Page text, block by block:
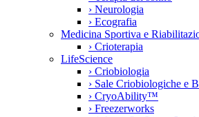
› Neurologia
› Ecografia
Medicina Sportiva e
› Crioterapia
LifeScience
› Criobiologia
› Sale Criobiologiche e
› CryoAbility™
› Freezerworks